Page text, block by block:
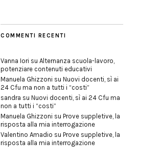
COMMENTI RECENTI
Vanna Iori su Alternanza scuola-lavoro,
potenziare contenuti educativi
Manuela Ghizzoni su Nuovi docenti, sì ai
24 Cfu ma non a tutti i “costi”
sandra su Nuovi docenti, sì ai 24 Cfu ma
non a tutti i “costi”
Manuela Ghizzoni su Prove suppletive, la
risposta alla mia interrogazione
Valentino Amadio su Prove suppletive, la
risposta alla mia interrogazione